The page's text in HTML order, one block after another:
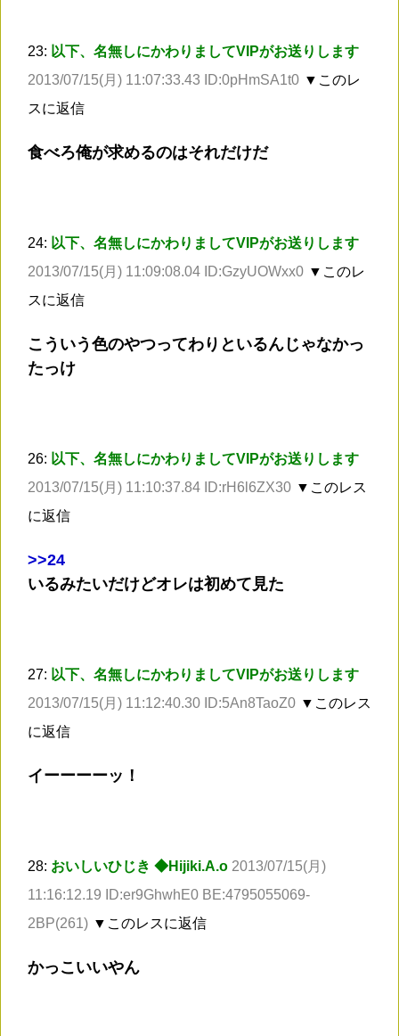
23: 以下、名無しにかわりましてVIPがお送りします
2013/07/15(月) 11:07:33.43 ID:0pHmSA1t0 ▼このレ
スに返信
食べろ俺が求めるのはそれだけだ
24: 以下、名無しにかわりましてVIPがお送りします
2013/07/15(月) 11:09:08.04 ID:GzyUOWxx0 ▼このレ
スに返信
こういう色のやつってわりといるんじゃなかっ
たっけ
26: 以下、名無しにかわりましてVIPがお送りします
2013/07/15(月) 11:10:37.84 ID:rH6l6ZX30 ▼このレス
に返信
>>24
いるみたいだけどオレは初めて見た
27: 以下、名無しにかわりましてVIPがお送りします
2013/07/15(月) 11:12:40.30 ID:5An8TaoZ0 ▼このレス
に返信
イーーーーッ！
28: おいしいひじき ◆Hijiki.A.o 2013/07/15(月)
11:16:12.19 ID:er9GhwhE0 BE:4795055069-
2BP(261) ▼このレスに返信
かっこいいやん